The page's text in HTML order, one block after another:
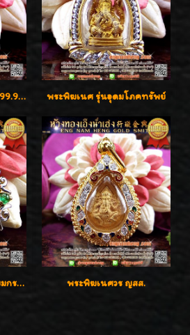
พระสังกัจจายน์ เนื้อทองคำ 99.99% พระพิฆเนศ รุ่นอุดมโภคทรัพย์
หลวงปู่ทวด เนื้อทองคำ เลี่ยมกรอบทองคำประดับเพชรแท้และพลอยนพเก้า น่ารักมากๆค่ะ พระพิฆเนศวร ญสส.